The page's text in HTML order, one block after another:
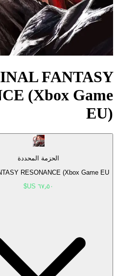
FANTASY
(Xbox Game
EU)
الحزمة المحددة
RESONANCE (Xbox Game EU)